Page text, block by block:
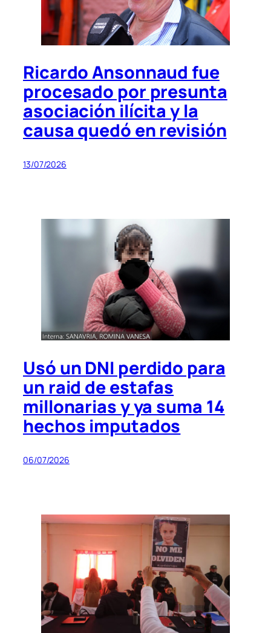
Ricardo Ansonnaud fue
procesado por presunta
asociación ilícita y la
causa quedó en revisión
13/07/2026
Usó un DNI perdido para
un raid de estafas
millonarias y ya suma 14
hechos imputados
06/07/2026